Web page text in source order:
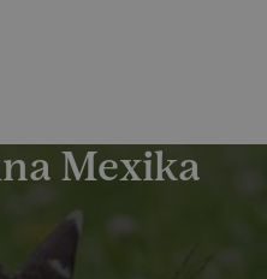
Mexika